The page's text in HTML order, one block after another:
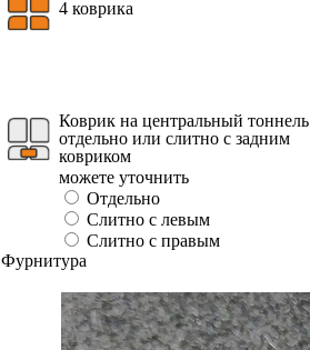
4 коврика
Коврик на центральный тоннель
отдельно или слитно с задним
ковриком
можете уточнить
Отдельно
Слитно с левым
Слитно с правым
Фурнитура